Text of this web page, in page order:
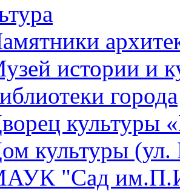
истории и
города
культуры
культуры (ул.
"Сад